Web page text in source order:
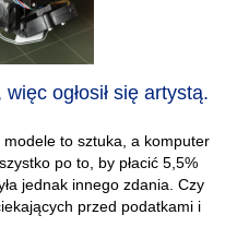
ogłosił się artystą.
modele to sztuka, a komputer
po to, by płacić 5,5%
jednak innego zdania. Czy
przed podatkami i